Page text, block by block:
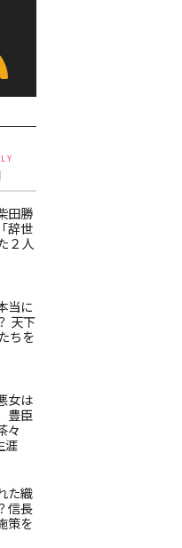
田勝
辞世
２人
当に
天下
ちを
女は
豊臣
々
涯
た織
信長
策を